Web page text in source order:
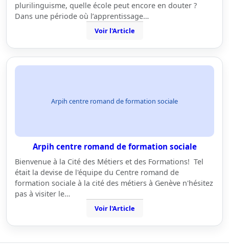
plurilinguisme, quelle école peut encore en douter ?
Dans une période où l’apprentissage…
Voir l'Article
Arpih centre romand de formation sociale
Arpih centre romand de formation sociale
Bienvenue à la Cité des Métiers et des Formations! Tel
était la devise de l'équipe du Centre romand de
formation sociale à la cité des métiers à Genève n'hésitez
pas à visiter le…
Voir l'Article